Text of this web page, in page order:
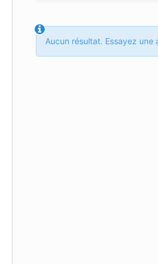
Aucun résultat. Essayez